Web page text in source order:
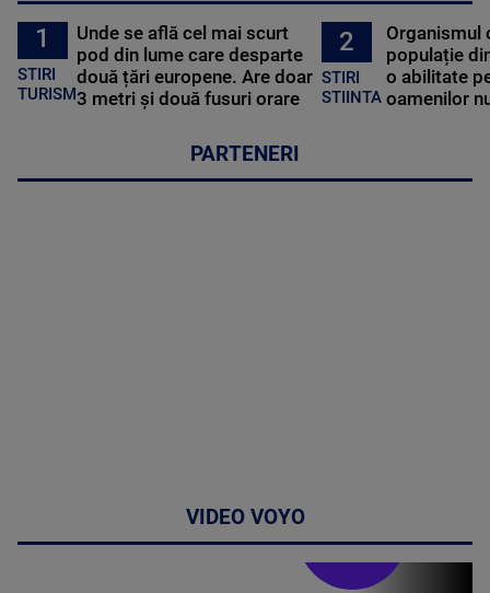
1
STIRI
TURISM
Unde se află cel mai scurt
pod din lume care desparte
două țări europene. Are doar
3 metri și două fusuri orare
2
STIRI
STIINTA
Organismul
populație
o abilitate
oamenilor
PARTENERI
VIDEO VOYO